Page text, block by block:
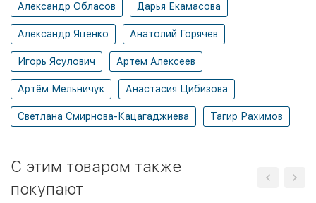
Александр Обласов Дарья Екамасова
Александр Яценко Анатолий Горячев
Игорь Ясулович Артем Алексеев
Артём Мельничук Анастасия Цибизова
Светлана Смирнова-Кацагаджиева Тагир Рахимов
C этим товаром также
покупают